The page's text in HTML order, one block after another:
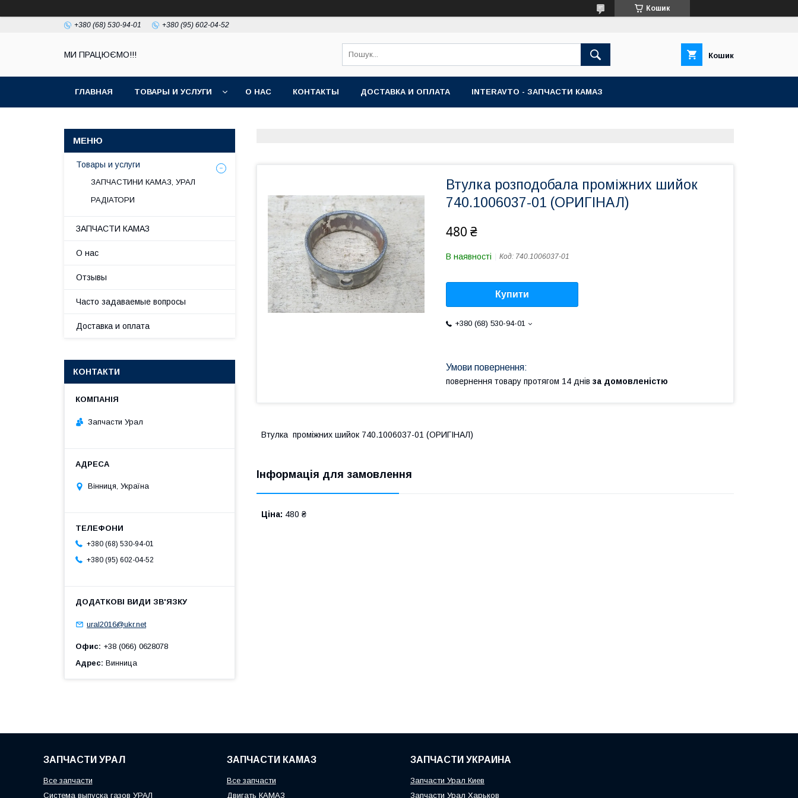
Кошик
+380 (68) 530-94-01 +380 (95) 602-04-52
МИ ПРАЦЮЄМО!!! Кошик
ГЛАВНАЯ ТОВАРЫ И УСЛУГИ О НАС КОНТАКТЫ ДОСТАВКА И ОПЛАТА INTERAVTO - ЗАПЧАСТИ КАМАЗ
Втулка розподобала проміжних шийок
740.1006037-01 (ОРИГІНАЛ)
480 ₴
В наявності Код: 740.1006037-01
Купити
+380 (68) 530-94-01
повернення товару протягом 14 днів за домовленістю
Втулка проміжних шийок 740.1006037-01 (ОРИГІНАЛ)
Інформація для замовлення
Ціна: 480 ₴
Товары и услуги
ЗАПЧАСТИНИ КАМАЗ, УРАЛ
РАДІАТОРИ
ЗАПЧАСТИ КАМАЗ
О нас
Отзывы
Часто задаваемые вопросы
Доставка и оплата
КОНТАКТИ
Запчасти Урал
Вінниця, Україна
+380 (68) 530-94-01
+380 (95) 602-04-52
ural2016@ukr.net
Офис +38 (066) 0628078
Адрес Винница
ЗАПЧАСТИ УРАЛ
Все запчасти
Система выпуска газов УРАЛ
ЗАПЧАСТИ КАМАЗ
Все запчасти
Двигать КАМАЗ
ЗАПЧАСТИ УКРАИНА
Запчасти Урал Киев
Запчасти Урал Харьков